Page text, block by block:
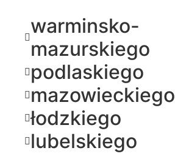
warminsko-
mazurskiego
podlaskiego
mazowieckiego
łodzkiego
lubelskiego